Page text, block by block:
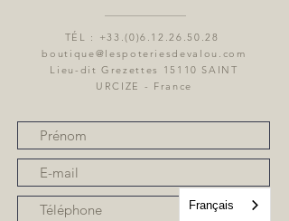
TÉL : +33.(0)6.12.26.50.28
boutique@lespoteriesdevalou.com
Lieu-dit Grezettes 15110 SAINT
URCIZE - France
Français